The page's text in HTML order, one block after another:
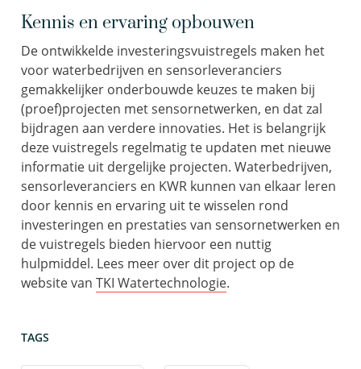
Kennis en ervaring opbouwen
De ontwikkelde investeringsvuistregels maken het
voor waterbedrijven en sensorleveranciers
gemakkelijker onderbouwde keuzes te maken bij
(proef)projecten met sensornetwerken, en dat zal
bijdragen aan verdere innovaties. Het is belangrijk
deze vuistregels regelmatig te updaten met nieuwe
informatie uit dergelijke projecten. Waterbedrijven,
sensorleveranciers en KWR kunnen van elkaar leren
door kennis en ervaring uit te wisselen rond
investeringen en prestaties van sensornetwerken en
de vuistregels bieden hiervoor een nuttig
hulpmiddel. Lees meer over dit project op de
website van TKI Watertechnologie.
TAGS